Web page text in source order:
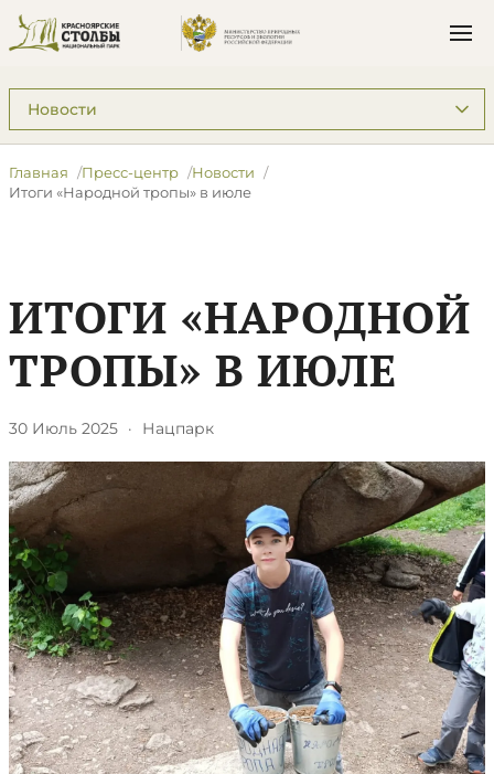
Подразделы: Пресс-центр
Главная Пресс-центр
Новости
​Итоги «Народной тропы» в июле
​ИТОГИ «НАРОДНОЙ
ТРОПЫ» В ИЮЛЕ
30 Июль 2025 · Нацпарк